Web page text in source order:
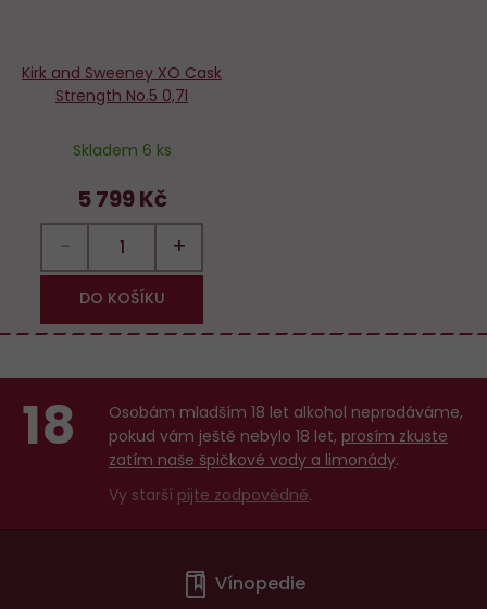
Kirk and Sweeney XO Cask
Strength No.5 0,7l
Skladem 6 ks
5 799 Kč
− +
DO KOŠÍKU
18
Osobám mladším 18 let alkohol neprodáváme,
pokud vám ještě nebylo 18 let, prosím zkuste
zatím naše špičkové vody a limonády.
Vy starší pijte zodpovědně.
Vínopedie